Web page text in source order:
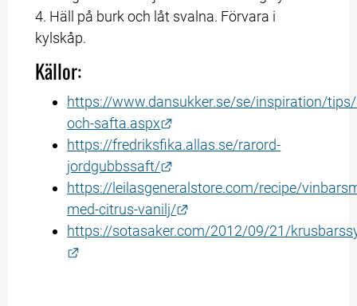
4. Häll på burk och låt svalna. Förvara i
kylskåp.
Källor:
https://www.dansukker.se/se/inspiration/
och-safta.aspx
Länk till annan webbplats.
https://fredriksfika.allas.se/rarord-
jordgubbssaft/
Länk till annan webbplats.
https://leilasgeneralstore.com/recipe/
med-citrus-vanilj/
Länk till annan webbplats.
https://sotasaker.com/2012/09/21/
Länk till annan webbplats.